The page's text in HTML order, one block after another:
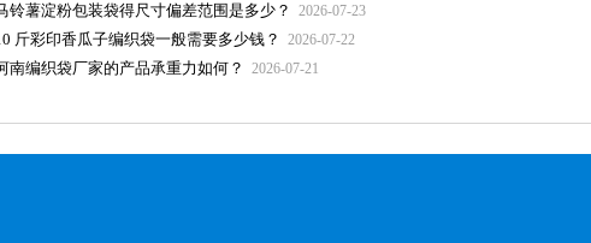
铃薯淀粉包装袋得尺寸偏差范围是多少？ 2026-07-23
斤彩印香瓜子编织袋一般需要多少钱？ 2026-07-22
南编织袋厂家的产品承重力如何？ 2026-07-21